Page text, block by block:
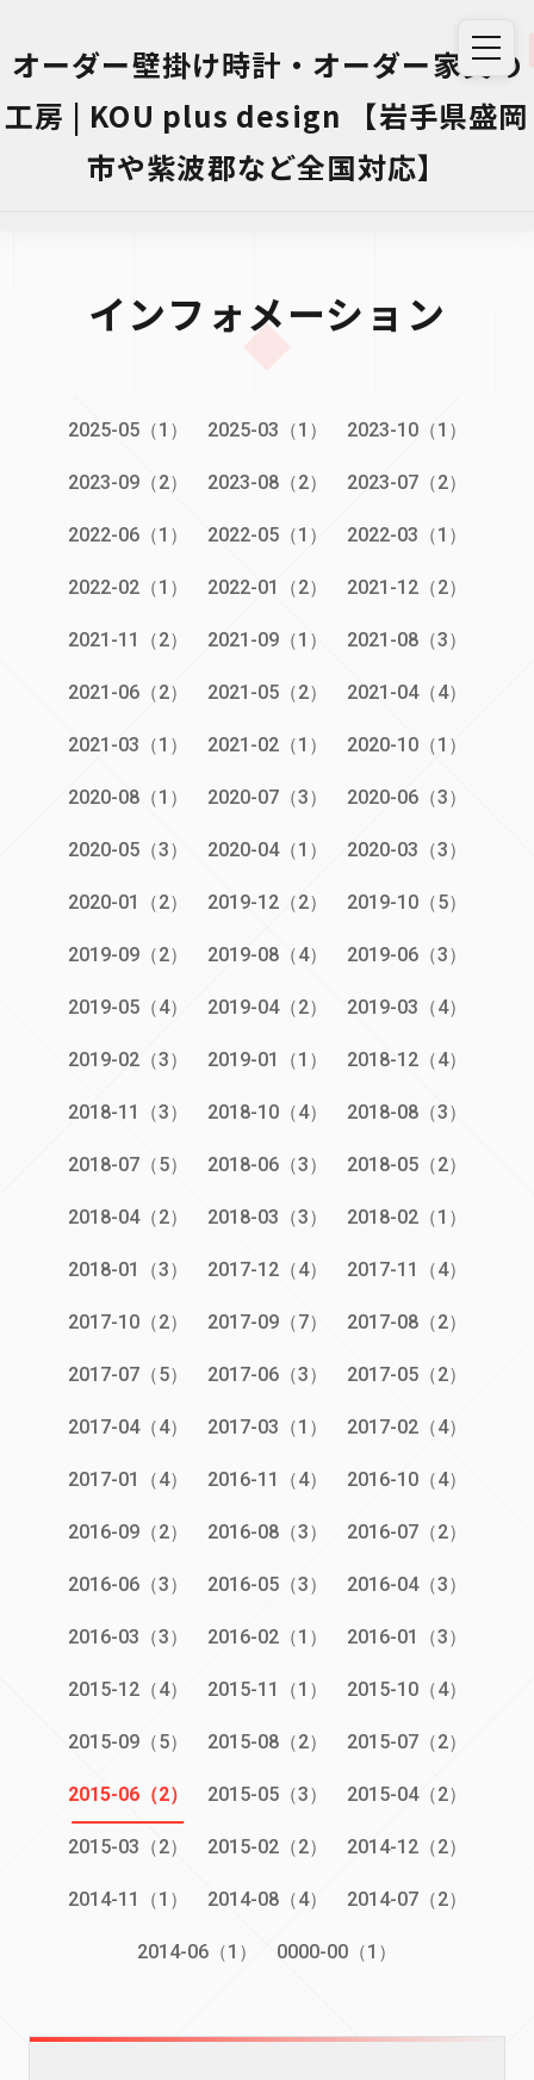
オーダー壁掛け時計・オーダー家具の
工房 | KOU plus design 【岩手県盛岡
市や紫波郡など全国対応】
インフォメーション
2025-05（1） 2025-03（1） 2023-10（1）
2023-09（2） 2023-08（2） 2023-07（2）
2022-06（1） 2022-05（1） 2022-03（1）
2022-02（1） 2022-01（2） 2021-12（2）
2021-11（2） 2021-09（1） 2021-08（3）
2021-06（2） 2021-05（2） 2021-04（4）
2021-03（1） 2021-02（1） 2020-10（1）
2020-08（1） 2020-07（3） 2020-06（3）
2020-05（3） 2020-04（1） 2020-03（3）
2020-01（2） 2019-12（2） 2019-10（5）
2019-09（2） 2019-08（4） 2019-06（3）
2019-05（4） 2019-04（2） 2019-03（4）
2019-02（3） 2019-01（1） 2018-12（4）
2018-11（3） 2018-10（4） 2018-08（3）
2018-07（5） 2018-06（3） 2018-05（2）
2018-04（2） 2018-03（3） 2018-02（1）
2018-01（3） 2017-12（4） 2017-11（4）
2017-10（2） 2017-09（7） 2017-08（2）
2017-07（5） 2017-06（3） 2017-05（2）
2017-04（4） 2017-03（1） 2017-02（4）
2017-01（4） 2016-11（4） 2016-10（4）
2016-09（2） 2016-08（3） 2016-07（2）
2016-06（3） 2016-05（3） 2016-04（3）
2016-03（3） 2016-02（1） 2016-01（3）
2015-12（4） 2015-11（1） 2015-10（4）
2015-09（5） 2015-08（2） 2015-07（2）
2015-06（2） 2015-05（3） 2015-04（2）
2015-03（2） 2015-02（2） 2014-12（2）
2014-11（1） 2014-08（4） 2014-07（2）
2014-06（1） 0000-00（1）